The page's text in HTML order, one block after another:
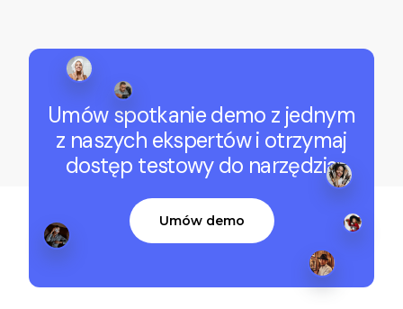
Umów spotkanie demo z jednym
z naszych ekspertów i otrzymaj
dostęp testowy do narzędzia
Umów demo